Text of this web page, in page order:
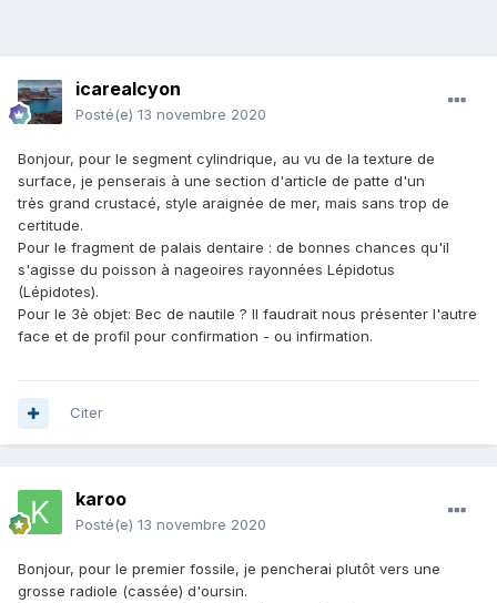
icarealcyon
Posté(e) 13 novembre 2020
Bonjour, pour le segment cylindrique, au vu de la texture de
surface, je penserais à une section d'article de patte d'un
très grand crustacé, style araignée de mer, mais sans trop de
certitude.
Pour le fragment de palais dentaire : de bonnes chances qu'il
s'agisse du poisson à nageoires rayonnées Lépidotus
(Lépidotes).
Pour le 3è objet: Bec de nautile ? Il faudrait nous présenter l'autre
face et de profil pour confirmation - ou infirmation.
Citer
karoo
Posté(e) 13 novembre 2020
Bonjour, pour le premier fossile, je pencherai plutôt vers une
grosse radiole (cassée) d'oursin.